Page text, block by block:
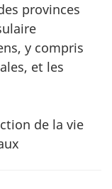
provinces
y compris
et les
de la vie